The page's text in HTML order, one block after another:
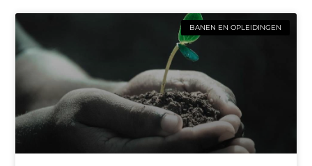
BANEN EN OPLEIDINGEN